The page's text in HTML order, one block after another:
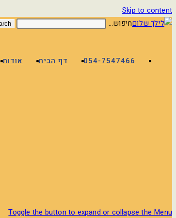
Skip to content
054-7547466 דף הבית אודות
חיפוש...
Toggle the button to expand or collapse the Menu